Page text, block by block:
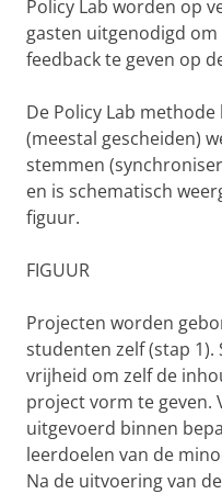
Policy Lab worden op
gasten uitgenodigd
feedback te geven op
De Policy Lab
(meestal gescheiden)
stemmen
en is schematisch
figuur.
FIGUUR
Projecten worden
studenten zelf (stap
vrijheid om zelf de
project vorm te geven.
uitgevoerd binnen
leerdoelen van de
Na de uitvoering van